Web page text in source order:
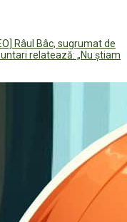
Râul Bâc, sugrumat de
relatează: „Nu știam